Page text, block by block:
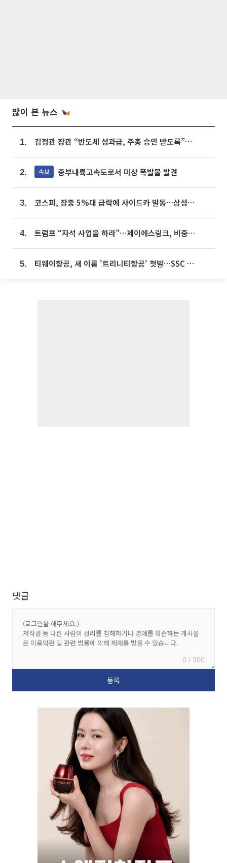
많이 본 뉴스
1. 김정관 장관 “반도체 성과급, 주총 승인 받도록”…상법·자본시장법 개정 시사
2. 속보 중부내륙고속도로서 미상 폭발물 발견
3. 코스피, 장중 5%대 급락에 사이드카 발동…삼성·SK 동반 폭락
4. 트럼프 “자석 사업을 하라”…제이에스링크, 비중국 영구자석 공급망 구축 속도
5. 티웨이항공, 새 이름 '트리니티항공' 첫발…SSC 전략 본격화
댓글
0 / 300